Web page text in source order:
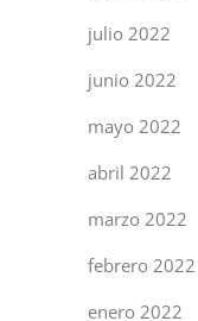
julio 2022
junio 2022
mayo 2022
abril 2022
marzo 2022
febrero 2022
enero 2022